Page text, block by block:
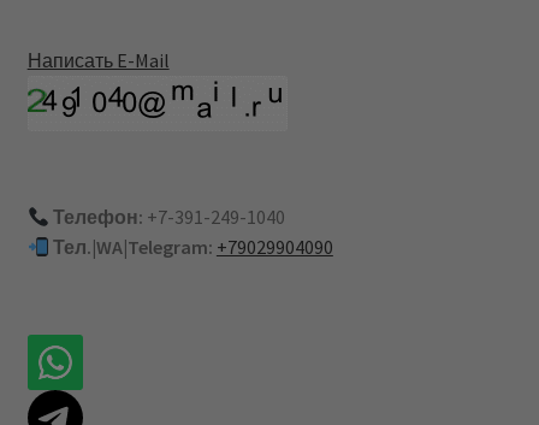
Написать E-Mail
Телефон: +7-391-249-1040
Тел.|WA|Telegram: +79029904090